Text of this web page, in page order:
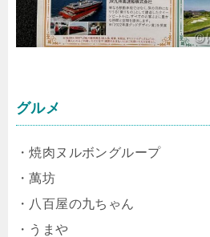
グルメ
・焼肉ヌルボングループ
・萬坊
・八百屋の九ちゃん
・うまや